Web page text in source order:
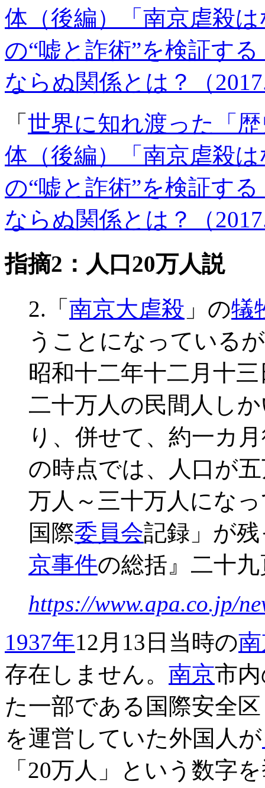
体（後編）「南京虐殺
の“嘘と詐術”を検証す
ならぬ関係とは？（
「 世界に知れ渡った「
体（後編）「南京虐殺
の“嘘と詐術”を検証す
ならぬ関係とは？（
指摘2：人口20万人説
2.「 南京大虐殺 」の犠
うことになっている
昭和十二年十二月十
二十万人の民間人し
り、併せて、約一カ
の時点では、人口が
万人～三十万人にな
国際委員会記録」が
京事件の総括』二十
https://www.apa.co.jp/
1937年12月13日当時の
存在しません。 南京市
た一部である国際安全
を運営していた外国人が
「20万人」という数字